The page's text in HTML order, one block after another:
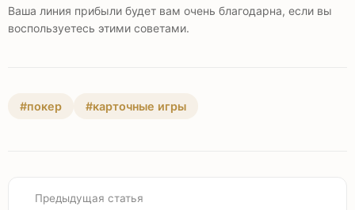
Ваша линия прибыли будет вам очень благодарна, если вы
воспользуетесь этими советами.
#покер #карточные игры
Предыдущая статья